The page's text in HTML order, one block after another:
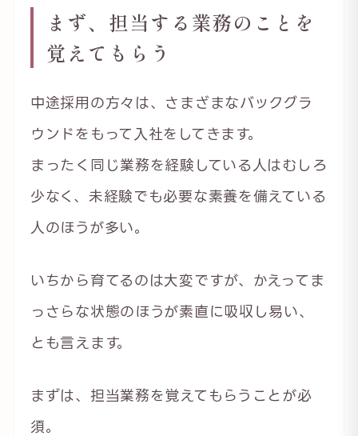
まず、担当する業務のことを
覚えてもらう
中途採用の方々は、さまざまなバックグラ
ウンドをもって入社をしてきます。
まったく同じ業務を経験している人はむしろ
少なく、未経験でも必要な素養を備えている
人のほうが多い。
いちから育てるのは大変ですが、かえってま
っさらな状態のほうが素直に吸収し易い、
とも言えます。
まずは、担当業務を覚えてもらうことが必
須。